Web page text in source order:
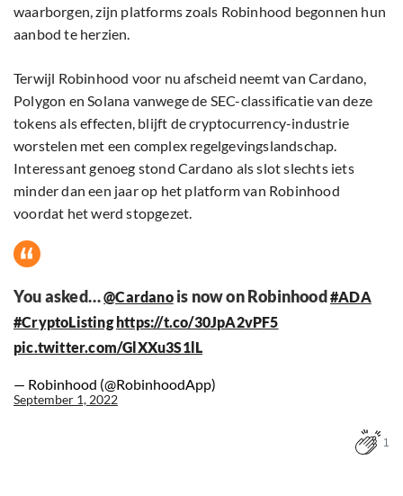
waarborgen, zijn platforms zoals Robinhood begonnen hun
aanbod te herzien.
Terwijl Robinhood voor nu afscheid neemt van Cardano,
Polygon en Solana vanwege de SEC-classificatie van deze
tokens als effecten, blijft de cryptocurrency-industrie
worstelen met een complex regelgevingslandschap.
Interessant genoeg stond Cardano als slot slechts iets
minder dan een jaar op het platform van Robinhood
voordat het werd stopgezet.
You asked…@Cardanois now on Robinhood#ADA
#CryptoListing https://t.co/30JpA2vPF5
pic.twitter.com/GlXXu3S1lL
— Robinhood (@RobinhoodApp)
September 1, 2022
1